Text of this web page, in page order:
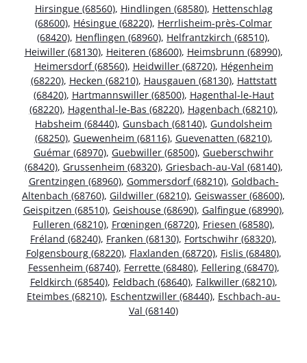
Hirsingue (68560), Hindlingen (68580), Hettenschlag
(68600), Hésingue (68220), Herrlisheim-près-Colmar
(68420), Henflingen (68960), Helfrantzkirch (68510),
Heiwiller (68130), Heiteren (68600), Heimsbrunn (68990),
Heimersdorf (68560), Heidwiller (68720), Hégenheim
(68220), Hecken (68210), Hausgauen (68130), Hattstatt
(68420), Hartmannswiller (68500), Hagenthal-le-Haut
(68220), Hagenthal-le-Bas (68220), Hagenbach (68210),
Habsheim (68440), Gunsbach (68140), Gundolsheim
(68250), Guewenheim (68116), Guevenatten (68210),
Guémar (68970), Guebwiller (68500), Gueberschwihr
(68420), Grussenheim (68320), Griesbach-au-Val (68140),
Grentzingen (68960), Gommersdorf (68210), Goldbach-
Altenbach (68760), Gildwiller (68210), Geiswasser (68600),
Geispitzen (68510), Geishouse (68690), Galfingue (68990),
Fulleren (68210), Frœningen (68720), Friesen (68580),
Fréland (68240), Franken (68130), Fortschwihr (68320),
Folgensbourg (68220), Flaxlanden (68720), Fislis (68480),
Fessenheim (68740), Ferrette (68480), Fellering (68470),
Feldkirch (68540), Feldbach (68640), Falkwiller (68210),
Eteimbes (68210), Eschentzwiller (68440), Eschbach-au-
Val (68140)